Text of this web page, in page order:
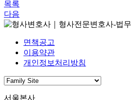
목록
다음
면책공고
이용약관
개인정보처리방침
서울본사